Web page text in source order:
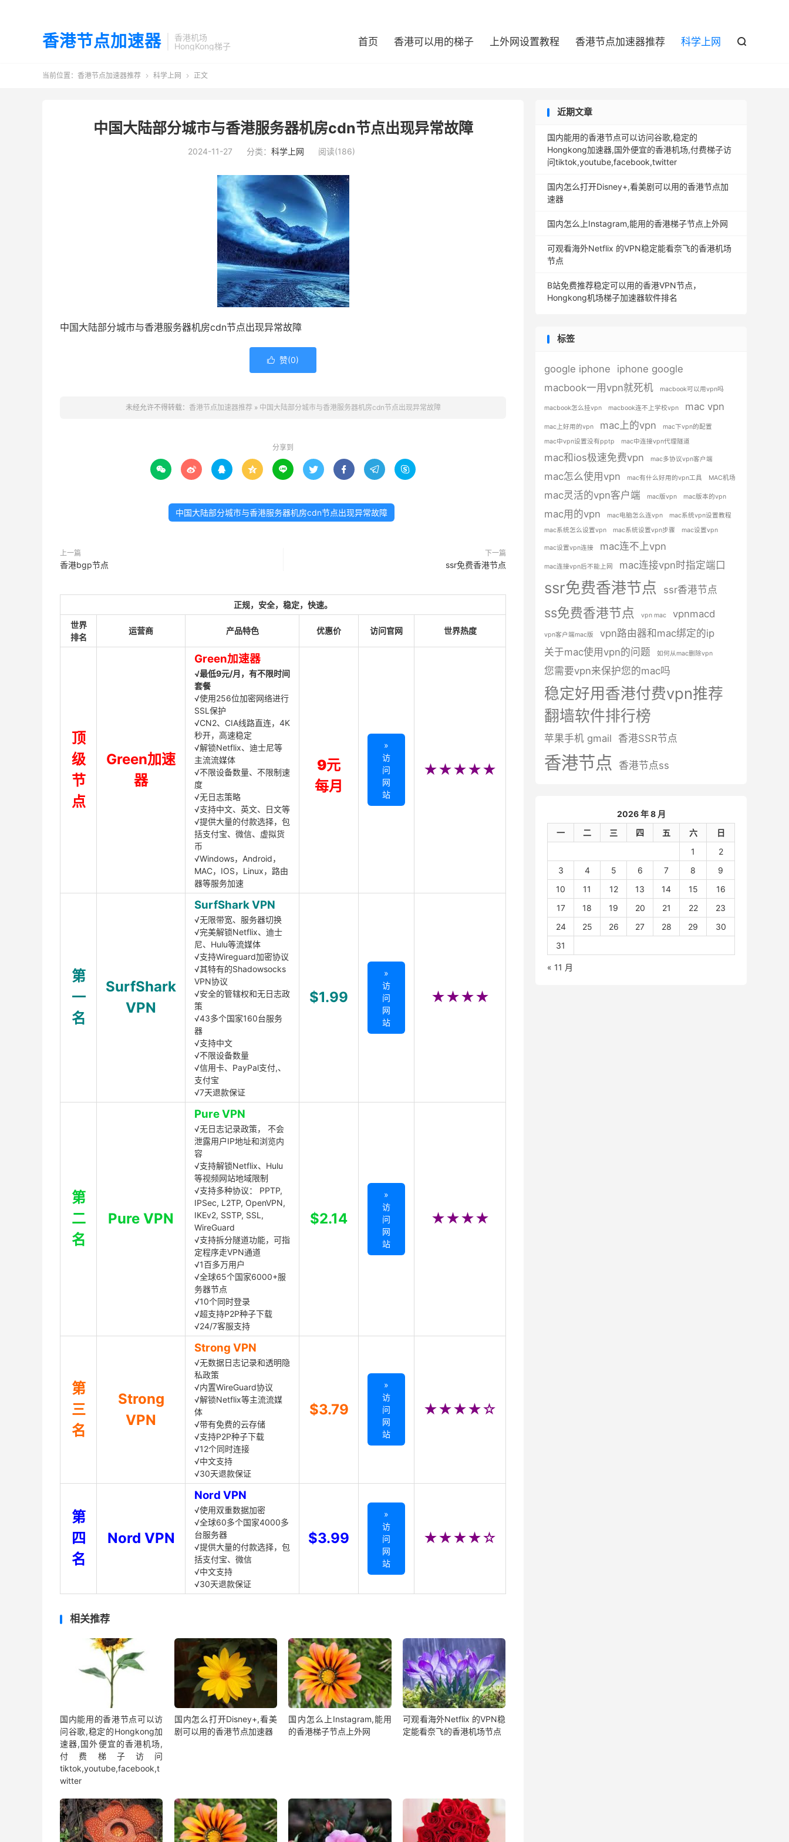
香港节点加速器
香港机场
HongKong梯子
首页 香港可以用的梯子 上外网设置教程 香港节点加速器推荐 科学上网 
当前位置： 香港节点加速器推荐  科学上网  正文
中国大陆部分城市与香港服务器机房cdn节点出现异常故障
2024-11-27 分类： 科学上网 阅读(186)
中国大陆部分城市与香港服务器机房cdn节点出现异常故障
 赞(0)
未经允许不得转载： 香港节点加速器推荐 » 中国大陆部分城市与香港服务器机房cdn节点出现异常故障
分享到
        
中国大陆部分城市与香港服务器机房cdn节点出现异常故障
上一篇
香港bgp节点
下一篇
ssr免费香港节点
正规，安全，稳定，快速。
世界
排名
运营商 产品特色 优惠价 访问官网 世界热度
顶
级
节
点
Green加速
器
Green加速器
√最低9元/月，有不限时间
套餐
√使用256位加密网络进行
SSL保护
√CN2、CIA线路直连，4K
秒开，高速稳定
√解锁Netflix、迪士尼等
主流流媒体
√不限设备数量、不限制速
度
√无日志策略
√支持中文、英文、日文等
√提供大量的付款选择，包
括支付宝、微信、虚拟货
币
√Windows，Android，
MAC，IOS，Linux，路由
器等服务加速
9元
每月
»
访
问
网
站
★★★★★
第
一
名
SurfShark
VPN
SurfShark VPN
√无限带宽、服务器切换
√完美解锁Netflix、迪士
尼、Hulu等流媒体
√支持Wireguard加密协议
√其特有的Shadowsocks
VPN协议
√安全的管辖权和无日志政
策
√43多个国家160台服务
器
√支持中文
√不限设备数量
√信用卡、PayPal支付,、
支付宝
√7天退款保证
$1.99
»
访
问
网
站
★★★★
第
二
名
Pure VPN
Pure VPN
√无日志记录政策， 不会
泄露用户IP地址和浏览内
容
√支持解锁Netflix、Hulu
等视频网站地域限制
√支持多种协议： PPTP,
IPSec, L2TP, OpenVPN,
IKEv2, SSTP, SSL,
WireGuard
√支持拆分隧道功能，可指
定程序走VPN通道
√1百多万用户
√全球65个国家6000+服
务器节点
√10个同时登录
√超支持P2P种子下载
√24/7客服支持
$2.14
»
访
问
网
站
★★★★
第
三
名
Strong
VPN
Strong VPN
√无数据日志记录和透明隐
私政策
√内置WireGuard协议
√解锁Netflix等主流流媒
体
√带有免费的云存储
√支持P2P种子下载
√12个同时连接
√中文支持
√30天退款保证
$3.79
»
访
问
网
站
★★★★☆
第
四
名
Nord VPN
Nord VPN
√使用双重数据加密
√全球60多个国家4000多
台服务器
√提供大量的付款选择，包
括支付宝、微信
√中文支持
√30天退款保证
$3.99
»
访
问
网
站
★★★★☆
相关推荐
国内能用的香港节点可以访
问谷歌,稳定的Hongkong加
速器,国外便宜的香港机场,
付费梯子访问
tiktok,youtube,facebook,t
witter
国内怎么打开Disney+,看美
剧可以用的香港节点加速器
国内怎么上Instagram,能用
的香港梯子节点上外网
可观看海外Netflix 的VPN稳
定能看奈飞的香港机场节点
近期文章
国内能用的香港节点可以访问谷歌,稳定的
Hongkong加速器,国外便宜的香港机场,付费梯子访
问tiktok,youtube,facebook,twitter
国内怎么打开Disney+,看美剧可以用的香港节点加
速器
国内怎么上Instagram,能用的香港梯子节点上外网
可观看海外Netflix 的VPN稳定能看奈飞的香港机场
节点
B站免费推荐稳定可以用的香港VPN节点，
Hongkong机场梯子加速器软件排名
标签
google iphone
iphone google
macbook一用vpn就死机
macbook可以用vpn吗
macbook怎么挂vpn macbook连不上学校vpn mac vpn
mac上好用的vpn mac上的vpn
mac下vpn的配置
mac中vpn设置没有pptp
mac中连接vpn代理隧道
mac和ios极速免费vpn mac多协议vpn客户端
mac怎么使用vpn mac有什么好用的vpn工具 MAC机场
mac灵活的vpn客户端 mac版vpn mac版本的vpn
mac用的vpn mac电脑怎么连vpn
mac系统vpn设置教程
mac系统怎么设置vpn
mac系统设置vpn步骤 mac设置vpn
mac设置vpn连接 mac连不上vpn
mac连接vpn后不能上网 mac连接vpn时指定端口
ssr免费香港节点 ssr香港节点
ss免费香港节点 vpn mac vpnmacd
vpn客户端mac版
vpn路由器和mac绑定的ip
关于mac使用vpn的问题
如何从mac删除vpn
您需要vpn来保护您的mac吗
稳定好用香港付费vpn推荐
翻墙软件排行榜
苹果手机 gmail 香港SSR节点
香港节点 香港节点ss
2026 年 8 月
一
二 三 四 五 六
日
1
2
3
4 5 6 7 8
9
10
11 12 13 14 15
16
17
18 19 20 21 22
23
24
25 26 27 28 29
30
31
« 11 月